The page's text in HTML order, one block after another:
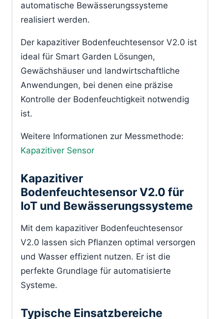
automatische Bewässerungssysteme
realisiert werden.
Der kapazitiver Bodenfeuchtesensor V2.0 ist
ideal für Smart Garden Lösungen,
Gewächshäuser und landwirtschaftliche
Anwendungen, bei denen eine präzise
Kontrolle der Bodenfeuchtigkeit notwendig
ist.
Weitere Informationen zur Messmethode:
Kapazitiver Sensor
Kapazitiver
Bodenfeuchtesensor V2.0 für
IoT und Bewässerungssysteme
Mit dem kapazitiver Bodenfeuchtesensor
V2.0 lassen sich Pflanzen optimal versorgen
und Wasser effizient nutzen. Er ist die
perfekte Grundlage für automatisierte
Systeme.
Typische Einsatzbereiche